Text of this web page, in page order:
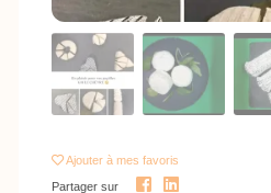
Ajouter à mes favoris
Partager sur